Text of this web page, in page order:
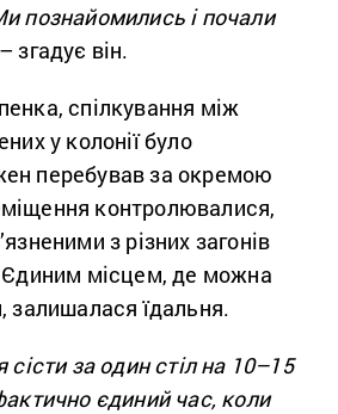
познайомились і почали
згадує він.
спілкування між
у колонії було
перебував за окремою
контролювалися,
з різних загонів
Єдиним місцем, де можна
залишалася їдальня.
сісти за один стіл на 10–15
єдиний час, коли